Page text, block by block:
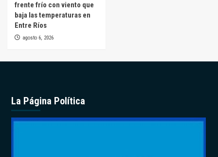
frente frío con viento que
baja las temperaturas en
Entre Ríos
agosto 6, 2026
La Página Política